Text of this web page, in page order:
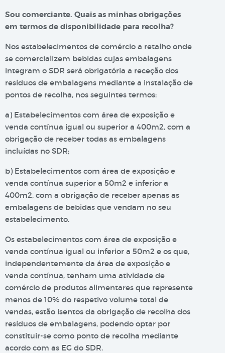
Sou comerciante. Quais as minhas obrigações
em termos de disponibilidade para recolha?
Nos estabelecimentos de comércio a retalho onde
se comercializem bebidas cujas embalagens
integram o SDR será obrigatória a receção dos
resíduos de embalagens mediante a instalação de
pontos de recolha, nos seguintes termos:
a) Estabelecimentos com área de exposição e
venda contínua igual ou superior a 400m2, com a
obrigação de receber todas as embalagens
incluídas no SDR;
b) Estabelecimentos com área de exposição e
venda contínua superior a 50m2 e inferior a
400m2, com a obrigação de receber apenas as
embalagens de bebidas que vendam no seu
estabelecimento.
Os estabelecimentos com área de exposição e
venda contínua igual ou inferior a 50m2 e os que,
independentemente da área de exposição e
venda contínua, tenham uma atividade de
comércio de produtos alimentares que represente
menos de 10% do respetivo volume total de
vendas, estão isentos da obrigação de recolha dos
resíduos de embalagens, podendo optar por
constituir-se como ponto de recolha mediante
acordo com as EG do SDR.